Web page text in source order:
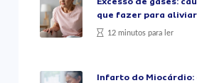
que fazer para aliviar
12 minutos para ler
Infarto do Miocárdio: